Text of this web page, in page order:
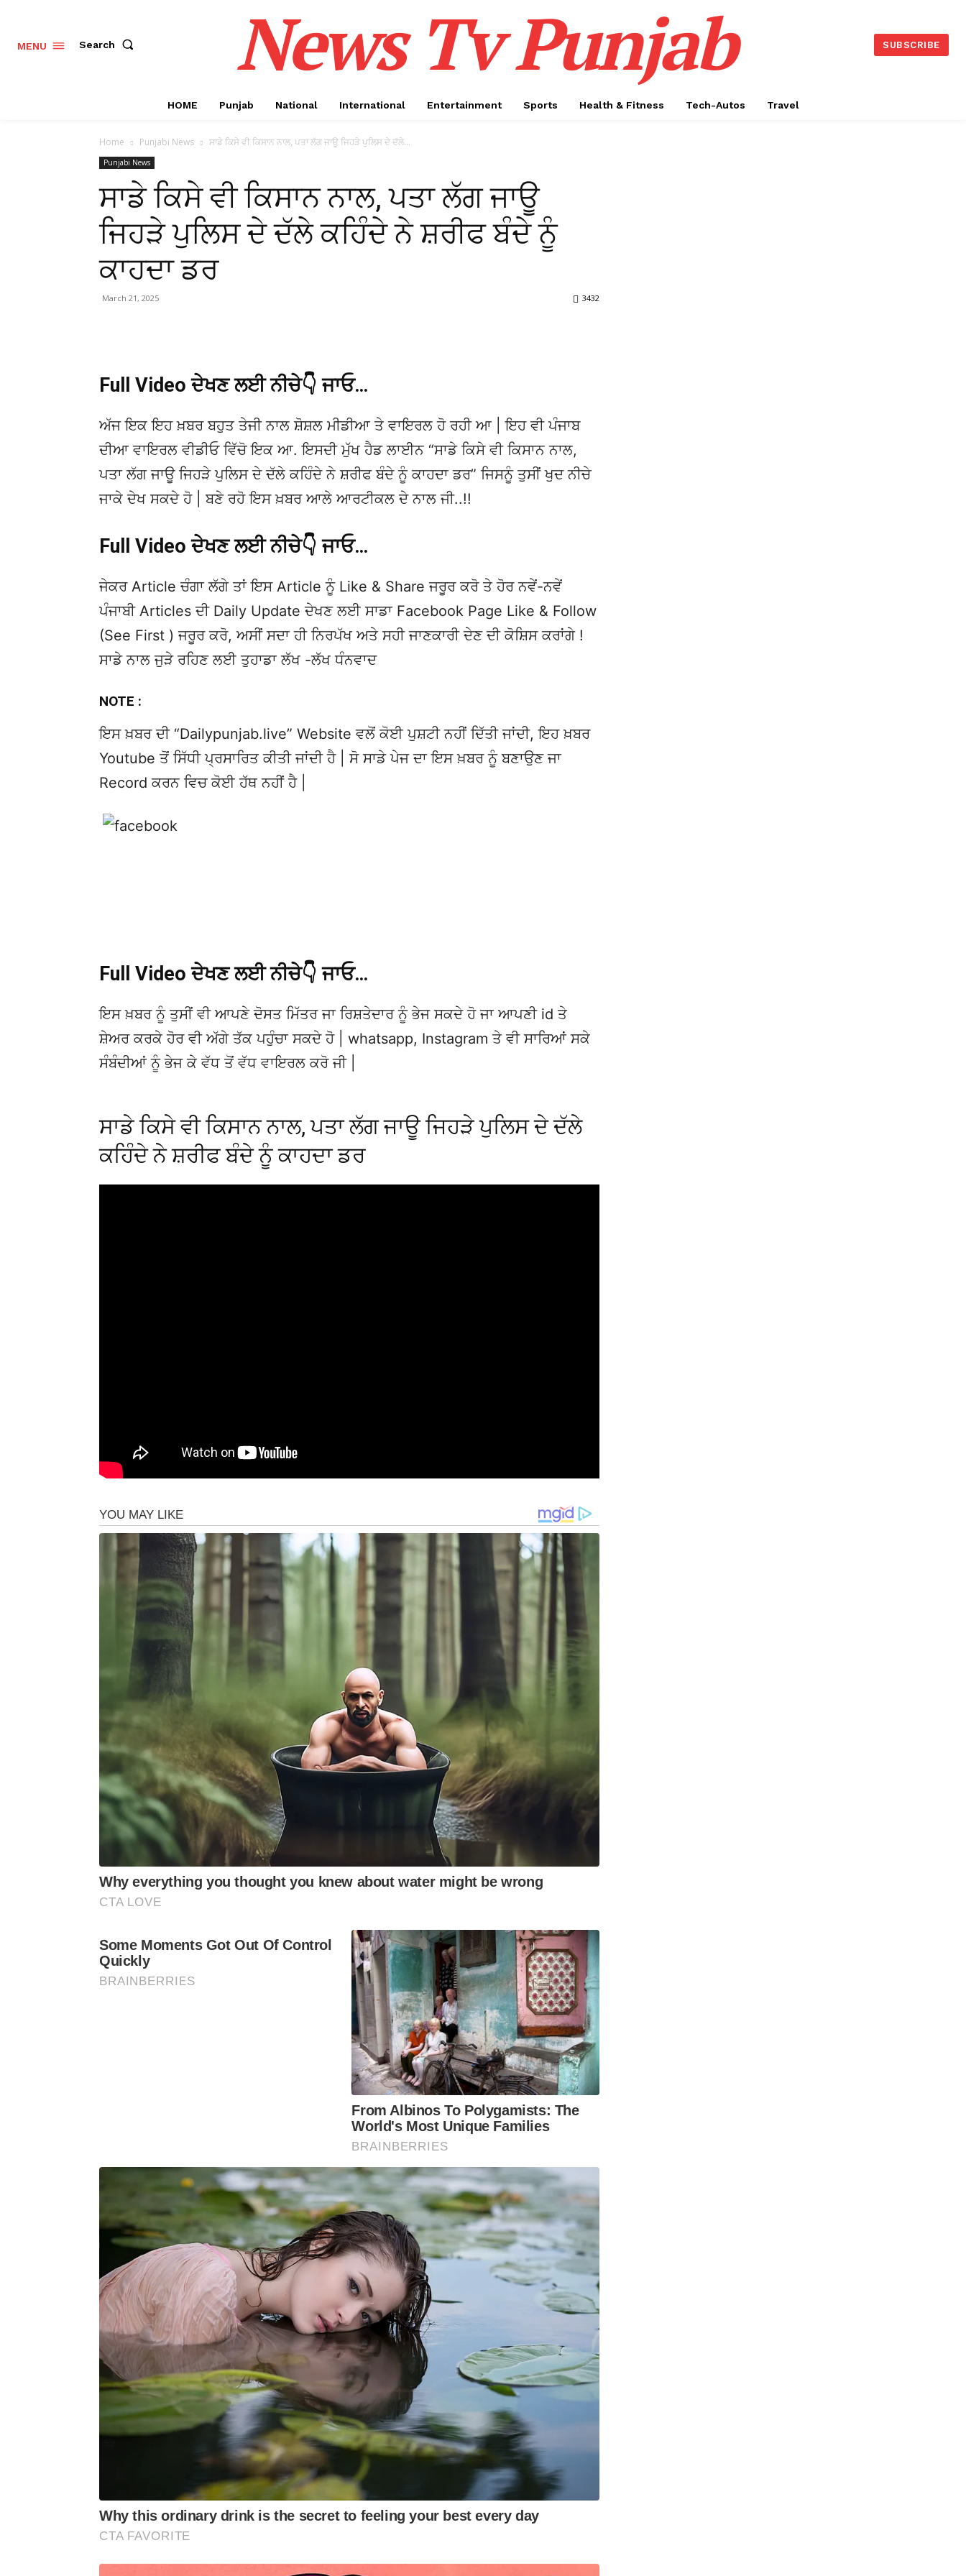
MENU Search News Tv Punjab SUBSCRIBE
HOME Punjab National International Entertainment Sports Health & Fitness Tech-Autos Travel
Home Punjabi News ਸਾਡੇ ਕਿਸੇ ਵੀ ਕਿਸਾਨ ਨਾਲ, ਪਤਾ ਲੱਗ ਜਾਊ ਜਿਹੜੇ ਪੁਲਿਸ ਦੇ ਦੱਲੇ...
Punjabi News
ਸਾਡੇ ਕਿਸੇ ਵੀ ਕਿਸਾਨ ਨਾਲ, ਪਤਾ ਲੱਗ ਜਾਊ
ਜਿਹੜੇ ਪੁਲਿਸ ਦੇ ਦੱਲੇ ਕਹਿੰਦੇ ਨੇ ਸ਼ਰੀਫ ਬੰਦੇ ਨੂੰ
ਕਾਹਦਾ ਡਰ
March 21, 2025 3432
Full Video ਦੇਖਣ ਲਈ ਨੀਚੇ👇 ਜਾਓ…
ਅੱਜ ਇਕ ਇਹ ਖ਼ਬਰ ਬਹੁਤ ਤੇਜੀ ਨਾਲ ਸ਼ੋਸ਼ਲ ਮੀਡੀਆ ਤੇ ਵਾਇਰਲ ਹੋ ਰਹੀ ਆ | ਇਹ ਵੀ ਪੰਜਾਬ
ਦੀਆ ਵਾਇਰਲ ਵੀਡੀਓ ਵਿੱਚੋ ਇਕ ਆ. ਇਸਦੀ ਮੁੱਖ ਹੈਡ ਲਾਈਨ “ਸਾਡੇ ਕਿਸੇ ਵੀ ਕਿਸਾਨ ਨਾਲ,
ਪਤਾ ਲੱਗ ਜਾਊ ਜਿਹੜੇ ਪੁਲਿਸ ਦੇ ਦੱਲੇ ਕਹਿੰਦੇ ਨੇ ਸ਼ਰੀਫ ਬੰਦੇ ਨੂੰ ਕਾਹਦਾ ਡਰ” ਜਿਸਨੂੰ ਤੁਸੀਂ ਖੁਦ ਨੀਚੇ
ਜਾਕੇ ਦੇਖ ਸਕਦੇ ਹੋ | ਬਣੇ ਰਹੋ ਇਸ ਖ਼ਬਰ ਆਲੇ ਆਰਟੀਕਲ ਦੇ ਨਾਲ ਜੀ..!!
Full Video ਦੇਖਣ ਲਈ ਨੀਚੇ👇 ਜਾਓ…
ਜੇਕਰ Article ਚੰਗਾ ਲੱਗੇ ਤਾਂ ਇਸ Article ਨੂੰ Like & Share ਜਰੂਰ ਕਰੋ ਤੇ ਹੋਰ ਨਵੇਂ-ਨਵੇਂ
ਪੰਜਾਬੀ Articles ਦੀ Daily Update ਦੇਖਣ ਲਈ ਸਾਡਾ Facebook Page Like & Follow
(See First ) ਜਰੂਰ ਕਰੋ, ਅਸੀਂ ਸਦਾ ਹੀ ਨਿਰਪੱਖ ਅਤੇ ਸਹੀ ਜਾਣਕਾਰੀ ਦੇਣ ਦੀ ਕੋਸ਼ਿਸ ਕਰਾਂਗੇ !
ਸਾਡੇ ਨਾਲ ਜੁੜੇ ਰਹਿਣ ਲਈ ਤੁਹਾਡਾ ਲੱਖ -ਲੱਖ ਧੰਨਵਾਦ
NOTE :
ਇਸ ਖ਼ਬਰ ਦੀ “Dailypunjab.live” Website ਵਲੋਂ ਕੋਈ ਪੁਸ਼ਟੀ ਨਹੀਂ ਦਿੱਤੀ ਜਾਂਦੀ, ਇਹ ਖ਼ਬਰ
Youtube ਤੋਂ ਸਿੱਧੀ ਪ੍ਰਸਾਰਿਤ ਕੀਤੀ ਜਾਂਦੀ ਹੈ | ਸੋ ਸਾਡੇ ਪੇਜ ਦਾ ਇਸ ਖ਼ਬਰ ਨੂੰ ਬਣਾਉਣ ਜਾ
Record ਕਰਨ ਵਿਚ ਕੋਈ ਹੱਥ ਨਹੀਂ ਹੈ |
Full Video ਦੇਖਣ ਲਈ ਨੀਚੇ👇 ਜਾਓ…
ਇਸ ਖ਼ਬਰ ਨੂੰ ਤੁਸੀਂ ਵੀ ਆਪਣੇ ਦੋਸਤ ਮਿੱਤਰ ਜਾ ਰਿਸ਼ਤੇਦਾਰ ਨੂੰ ਭੇਜ ਸਕਦੇ ਹੋ ਜਾ ਆਪਣੀ id ਤੇ
ਸ਼ੇਅਰ ਕਰਕੇ ਹੋਰ ਵੀ ਅੱਗੇ ਤੱਕ ਪਹੁੰਚਾ ਸਕਦੇ ਹੋ | whatsapp, Instagram ਤੇ ਵੀ ਸਾਰਿਆਂ ਸਕੇ
ਸੰਬੰਦੀਆਂ ਨੂੰ ਭੇਜ ਕੇ ਵੱਧ ਤੋਂ ਵੱਧ ਵਾਇਰਲ ਕਰੋ ਜੀ |
ਸਾਡੇ ਕਿਸੇ ਵੀ ਕਿਸਾਨ ਨਾਲ, ਪਤਾ ਲੱਗ ਜਾਊ ਜਿਹੜੇ ਪੁਲਿਸ ਦੇ ਦੱਲੇ
ਕਹਿੰਦੇ ਨੇ ਸ਼ਰੀਫ ਬੰਦੇ ਨੂੰ ਕਾਹਦਾ ਡਰ